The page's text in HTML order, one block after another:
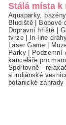
Stálá místa k
Aquaparky,
Bludiště | Bobové
Dopravní hřiště |
tvrze| In-line
Laser Game |
Parky| Podzemní
kanceláře pro
Sportovně -
a indiánské
botanické zahrady